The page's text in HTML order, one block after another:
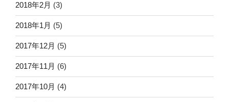
2018年2月 (3)
2018年1月 (5)
2017年12月 (5)
2017年11月 (6)
2017年10月 (4)